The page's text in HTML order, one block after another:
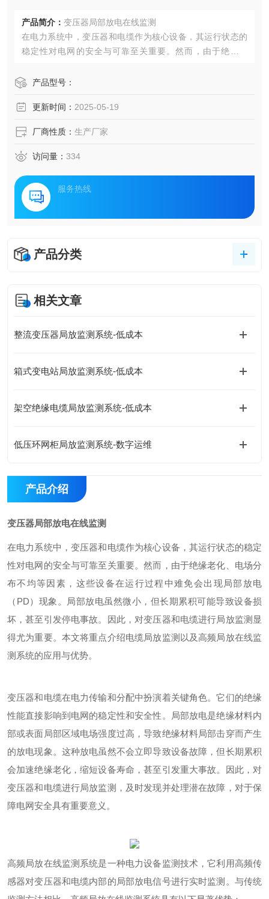
产品简介： 变压器局部放电在线监测
在电力系统中，变压器和电缆作为核心设备，其运行状态的
稳定性对电网的安全与可靠至关重要。然而，由于绝缘老
现局部放电（PD）现象。局部放电虽然微小，但长期累积可
缆进行局放监测显得尤为重要。本文将重点介绍电缆局放监
产品型号：
更新时间： 2025-05-19
厂商性质： 生产厂家
访问量： 334
服务热线
产品分类
相关文章
整流变压器局放监测系统-低成本
箱式变电站局放监测系统-低成本
架空绝缘电缆局放监测系统-低成本
低压环网柜局放监测系统-数字运维
产品介绍
变压器局部放电在线监测
在电力系统中，变压器和电缆作为核心设备，其运行状态的稳定
性对电网的安全与可靠至关重要。然而，由于绝缘老化、电场分
布不均等因素，这些设备在运行过程中难免会出现局部放电
（ PD）现象。局部放电虽然微小，但长期累积可能导致设备损
坏，甚至引发停电事故。因此，对变压器和电缆进行局放监测显
得尤为重要。本文将重点介绍电缆局放监测以及高频局放在线监
测系统的应用与优势。
变压器和电缆在电力传输和分配中扮演着关键角色。它们的绝缘
性能直接影响到电网的稳定性和安全性。局部放电是绝缘材料内
部或表面局部区域电场强度过高，导致绝缘材料局部击穿而产生
的放电现象。这种放电虽然不会立即导致设备故障，但长期累积
会加速绝缘老化，缩短设备寿命，甚至引发重大事故。因此，对
变压器和电缆进行局放监测，及时发现并处理潜在故障，对于保
障电网安全具有重要意义。
高频局放在线监测系统是一种电力设备监测技术，它利用高频传
感器对变压器和电缆内部的局部放电信号进行实时监测。与传统